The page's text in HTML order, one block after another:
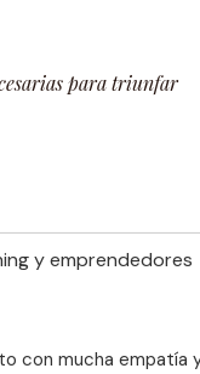
para triunfar
y emprendedores
con mucha empatía